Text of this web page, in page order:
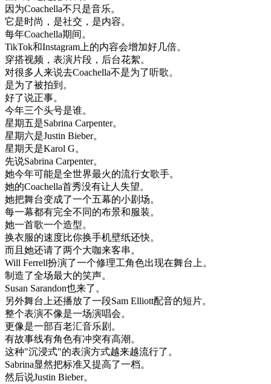
因为Coachella不只是音乐。
它是时尚 ， 是社交 ， 是内容。
每年Coachella期间。
TikTok和Instagram上的内容会增加好几倍。
穿搭视频 ， 表演片段 ， 后台花絮。
对很多人来说去Coachella不是为了听歌。
是为了被拍到 。
好了说正事。
今年三个头号是谁。
星期五是Sabrina Carpenter。
星期六是Justin Bieber。
星期天是Karol G。
先说Sabrina Carpenter。
她今年可能是全世界最火的流行女歌手。
她的Coachella首秀没有让人失望。
她把舞台变成了一个五幕的小剧场。
每一幕都有完全不同 的布景和服装。
她一首歌一个造型。
换衣服的速度比你换手机壁纸还快。
而且 她还请了两个大咖来客串。
Will Ferrell扮演了一个修理工角色出现在舞台上。
制造了全场最大的笑声。
Susan Sarandon也来了。
另外舞台上还播放了一段Sam Elliott配音的短片。
整个表演不像是一场演唱会。
更像是一部百老汇音乐剧 。
有故事线有角色有冲突有高潮。
这种"沉浸式"的表演方式越来越流行了。
Sabrina显然把标准又提高了一档。
然后说Justin Bieber。